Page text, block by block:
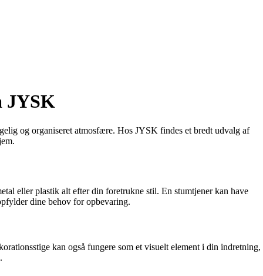
JYSK
og organiseret atmosfære. Hos JYSK findes et bredt udvalg af
eller plastik alt efter din foretrukne stil. En stumtjener kan have
dine behov for opbevaring.
kan også fungere som et visuelt element i din indretning,